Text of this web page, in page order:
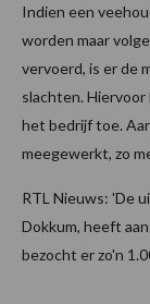
Indien een
worden maar
vervoerd, is er de
slachten.
het bedrijf toe.
meegewerkt, zo
RTL Nieuws: 'De
Dokkum, heeft
bezocht er zo'n